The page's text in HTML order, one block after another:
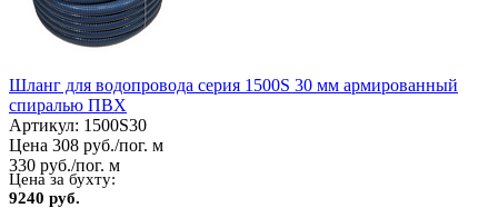
Шланг для водопровода серия 1500S 30 мм армированный
спиралью ПВХ
Артикул: 1500S30
Цена 308 руб./пог. м
330 руб./пог. м
Цена за бухту:
9240 руб.